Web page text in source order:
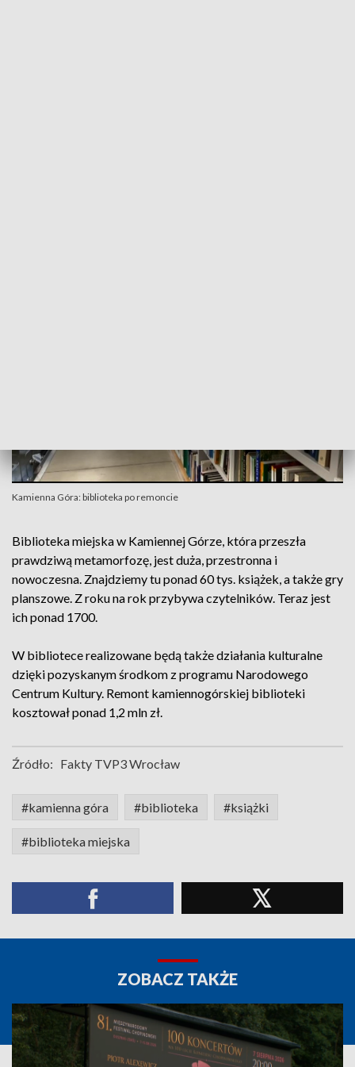
Kamienna Góra: biblioteka po remoncie
Biblioteka miejska w Kamiennej Górze, która przeszła
prawdziwą metamorfozę, jest duża, przestronna i
nowoczesna. Znajdziemy tu ponad 60 tys. książek, a także gry
planszowe. Z roku na rok przybywa czytelników. Teraz jest
ich ponad 1700.
W bibliotece realizowane będą także działania kulturalne
dzięki pozyskanym środkom z programu Narodowego
Centrum Kultury. Remont kamiennogórskiej biblioteki
kosztował ponad 1,2 mln zł.
Źródło: Fakty TVP3 Wrocław
#kamienna góra #biblioteka #książki
#biblioteka miejska
ZOBACZ TAKŻE